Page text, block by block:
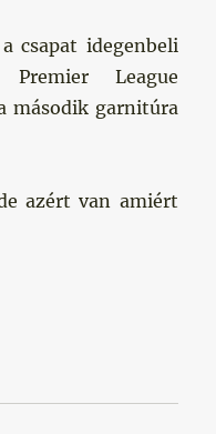
csapat idegenbeli
League
második garnitúra
azért van amiért